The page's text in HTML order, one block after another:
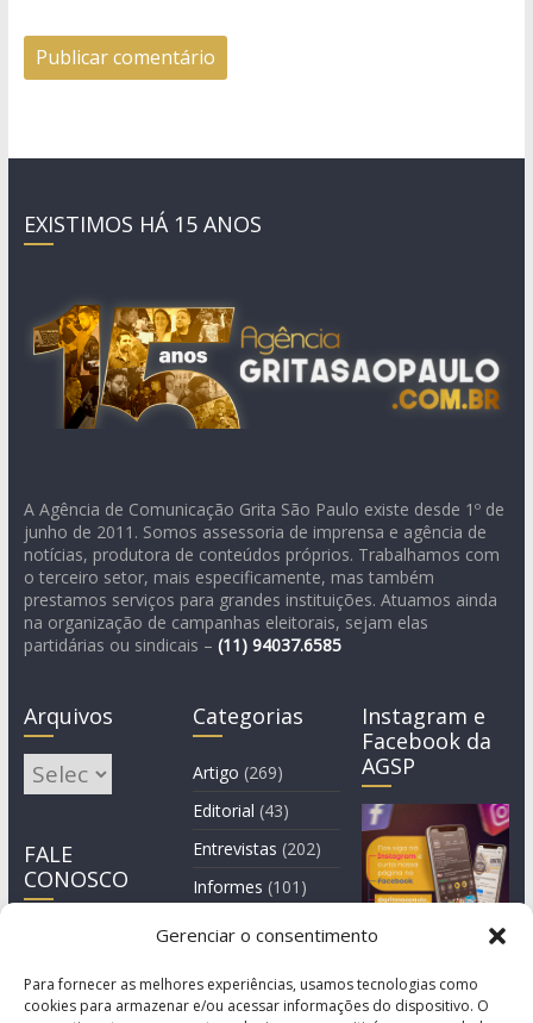
Gerenciar o consentimento
Para fornecer as melhores experiências, usamos tecnologias como
cookies para armazenar e/ou acessar informações do dispositivo. O
EXISTIMOS HÁ 15 ANOS
A Agência de Comunicação Grita São Paulo existe desde 1º de
junho de 2011. Somos assessoria de imprensa e agência de
notícias, produtora de conteúdos próprios. Trabalhamos com
o terceiro setor, mais especificamente, mas também
prestamos serviços para grandes instituições. Atuamos ainda
na organização de campanhas eleitorais, sejam elas
partidárias ou sindicais – (11) 94037.6585
Arquivos
Arquivos
FALE
CONOSCO
Categorias
Artigo (269)
Editorial (43)
Entrevistas (202)
Informes (101)
Instagram e
Facebook da
AGSP